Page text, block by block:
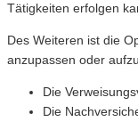
Tätigkeiten erfolgen
Des Weiteren ist die
anzupassen oder
Die
Die